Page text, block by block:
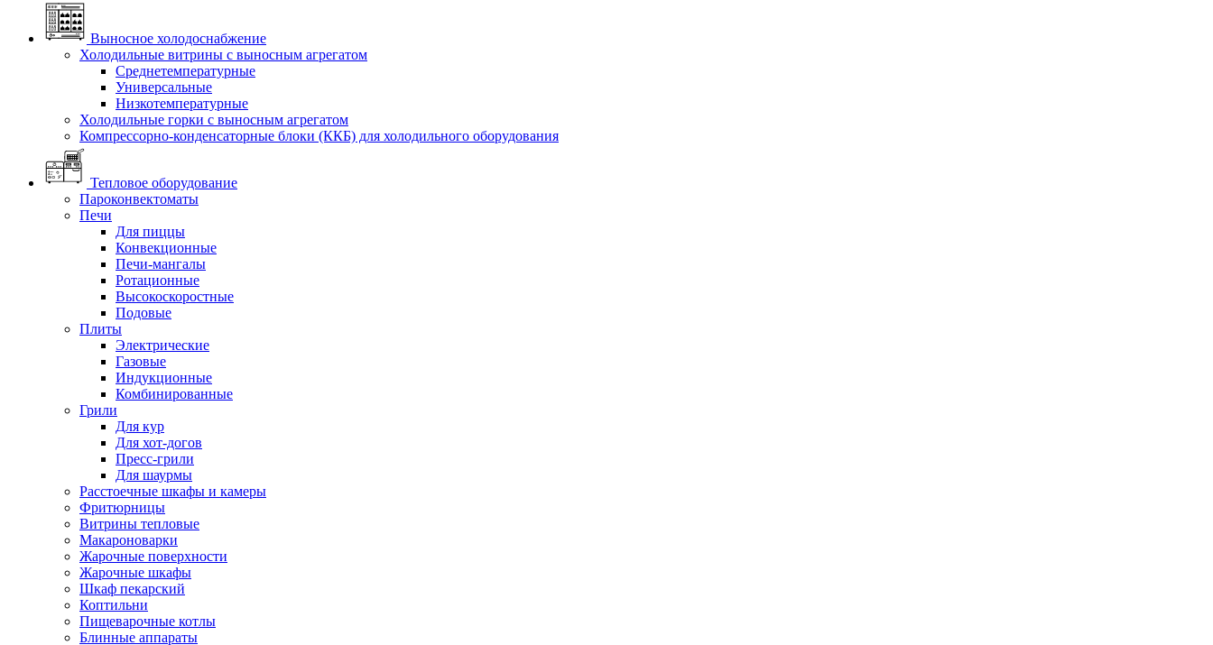
Выносное холодоснабжение
Холодильные витрины с выносным агрегатом
Среднетемпературные
Универсальные
Низкотемпературные
Холодильные горки с выносным агрегатом
Компрессорно-конденсаторные блоки (ККБ) для холодильного оборудования
Тепловое оборудование
Пароконвектоматы
Печи
Для пиццы
Конвекционные
Печи-мангалы
Ротационные
Высокоскоростные
Подовые
Плиты
Электрические
Газовые
Индукционные
Комбинированные
Грили
Для кур
Для хот-догов
Пресс-грили
Для шаурмы
Расстоечные шкафы и камеры
Фритюрницы
Витрины тепловые
Макароноварки
Жарочные поверхности
Жарочные шкафы
Шкаф пекарский
Коптильни
Пищеварочные котлы
Блинные аппараты